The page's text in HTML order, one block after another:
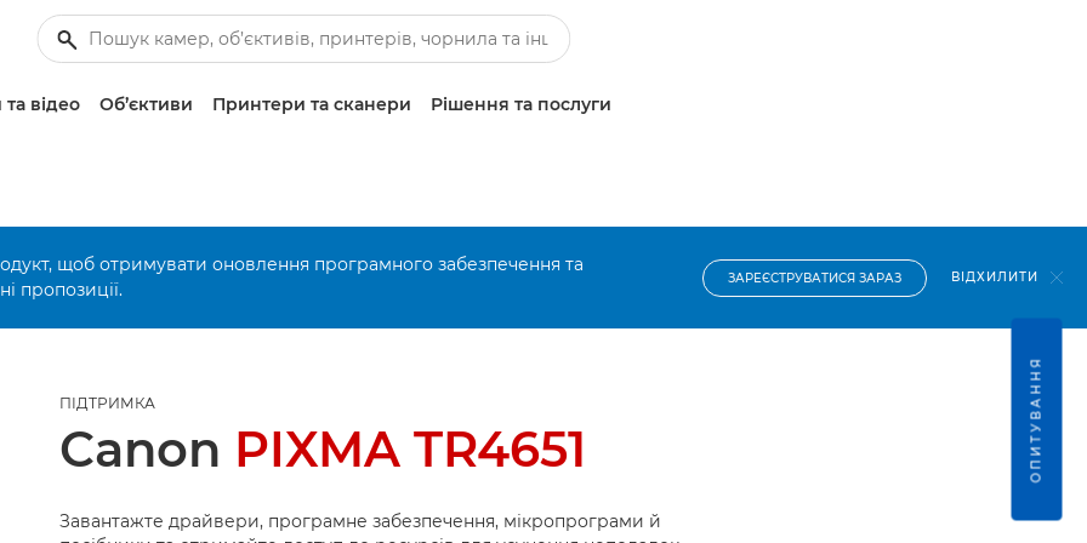
відео Об’єктиви Принтери та сканери Рішення та послуги
щоб отримувати оновлення програмного забезпечення та
пропозиції.
ЗАРЕЄСТРУВАТИСЯ ЗАРАЗ ВІДХИЛИТИ
ПІДТРИМКА
Canon PIXMA TR4651
Завантажте драйвери, програмне забезпечення, мікропрограми й
ОПИТУВАННЯ